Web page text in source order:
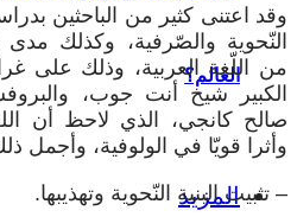
العالم؟
المزيد
وقد اعتنى كثير من الباحثين
النّحوية والصّرفية، وكذلك مدى
من اللّغة العربية، وذلك على
الكبير شيخ أنت جوب،
صالح كانجي، الذي لاحظ أن
وأثرا قويّا في الولوفية، وأجمل
– تثبيت البنية النّحوية وتهذيبها.